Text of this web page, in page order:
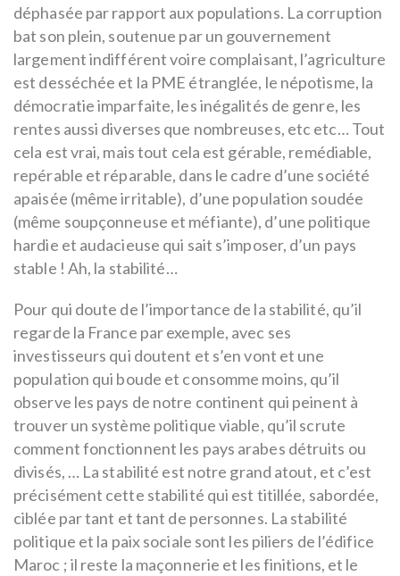
déphasée par rapport aux populations. La corruption
bat son plein, soutenue par un gouvernement
largement indifférent voire complaisant, l’agriculture
est desséchée et la PME étranglée, le népotisme, la
démocratie imparfaite, les inégalités de genre, les
rentes aussi diverses que nombreuses, etc etc… Tout
cela est vrai, mais tout cela est gérable, remédiable,
repérable et réparable, dans le cadre d’une société
apaisée (même irritable), d’une population soudée
(même soupçonneuse et méfiante), d’une politique
hardie et audacieuse qui sait s’imposer, d’un pays
stable ! Ah, la stabilité…
Pour qui doute de l’importance de la stabilité, qu’il
regarde la France par exemple, avec ses
investisseurs qui doutent et s’en vont et une
population qui boude et consomme moins, qu’il
observe les pays de notre continent qui peinent à
trouver un système politique viable, qu’il scrute
comment fonctionnent les pays arabes détruits ou
divisés, … La stabilité est notre grand atout, et c’est
précisément cette stabilité qui est titillée, sabordée,
ciblée par tant et tant de personnes. La stabilité
politique et la paix sociale sont les piliers de l’édifice
Maroc ; il reste la maçonnerie et les finitions, et le